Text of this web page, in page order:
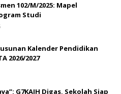
102/M/2025: Mapel
Studi
Kalender Pendidikan
2026/2027
G7KAIH Digas, Sekolah Siap